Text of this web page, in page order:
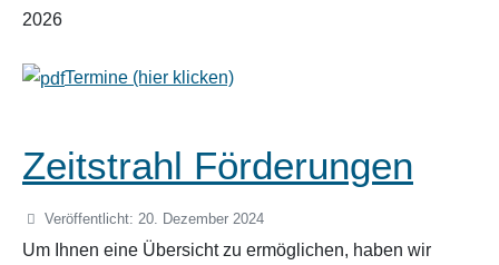
2026
Termine (hier klicken)
Zeitstrahl Förderungen
Veröffentlicht: 20. Dezember 2024
Um Ihnen eine Übersicht zu ermöglichen, haben wir